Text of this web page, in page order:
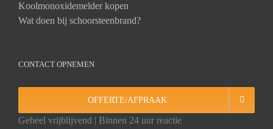
Koolmonoxidemelder kopen
Wat doen bij schoorsteenbrand?
CONTACT OPNEMEN
OFFERTE/AFPRAAK
Geheel vrijblijvend | Binnen 24 uur reactie